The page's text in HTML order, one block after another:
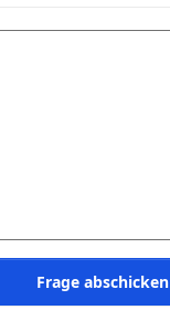
Frage abschicken